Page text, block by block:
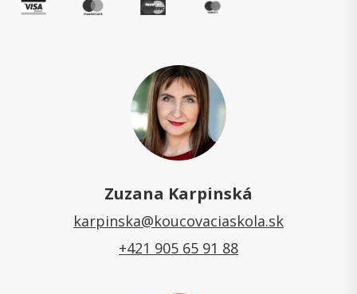
Zuzana Karpinská
karpinska@koucovaciaskola.sk
+421 905 65 91 88